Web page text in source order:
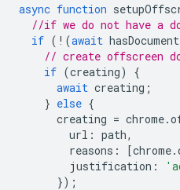
async function
//if we do not have a
if ( ! (await hasDocument
// create offscreen
if (creating)
{
await creating ;
} else {
creating = chrome.
url : path,
reasons : [chrome.
justification :
});